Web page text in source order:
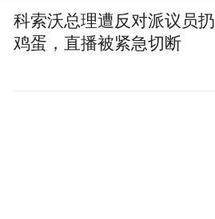
科索沃总理遭反对派议员扔
鸡蛋，直播被紧急切断